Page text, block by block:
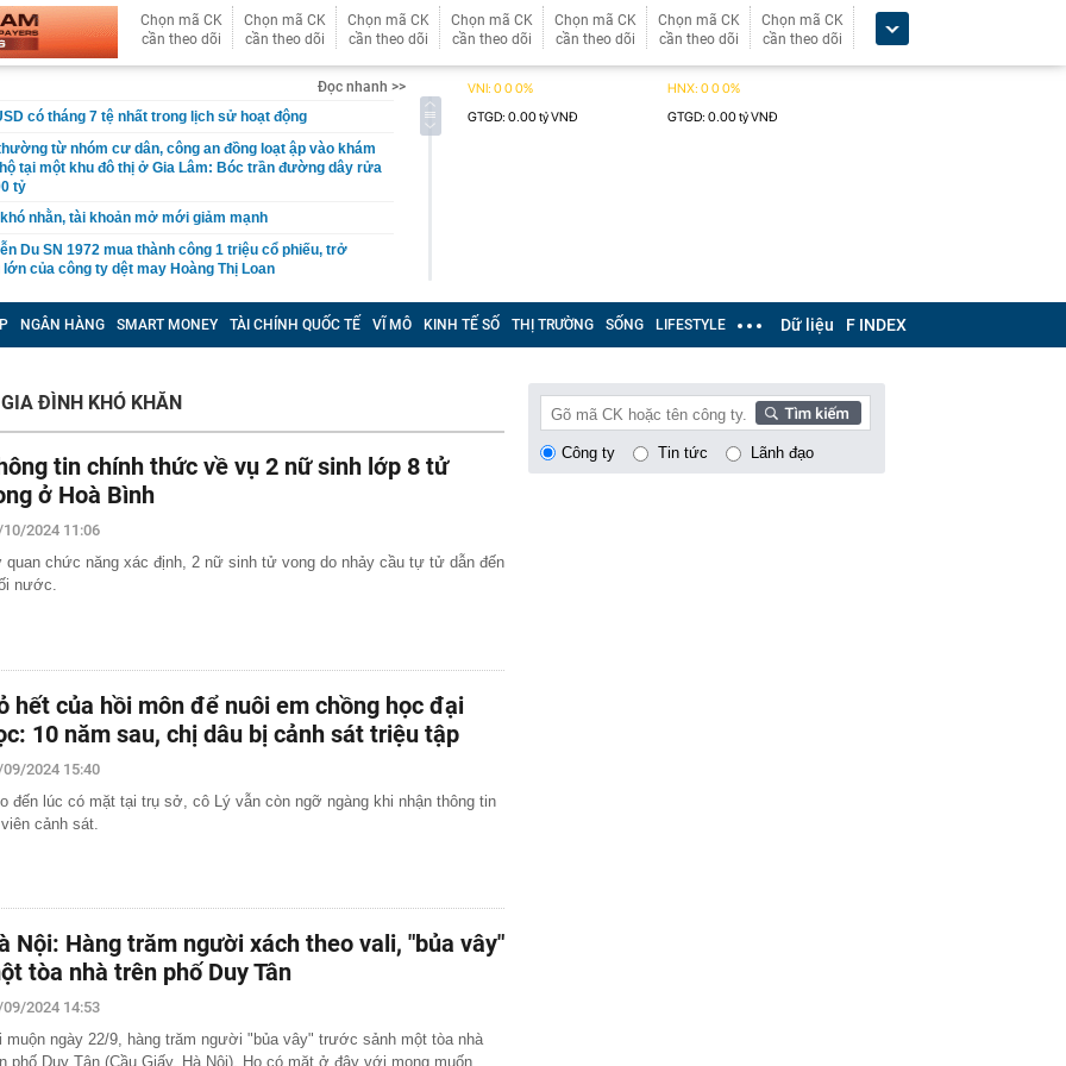
Chọn mã CK
cần theo dõi
Chọn mã CK
cần theo dõi
Chọn mã CK
cần theo dõi
Chọn mã CK
cần theo dõi
Chọn mã CK
cần theo dõi
Chọn mã CK
cần theo dõi
Chọn mã CK
cần theo dõi
Đọc nhanh >>
có tháng 7 tệ nhất trong lịch sử hoạt động
từ nhóm cư dân, công an đồng loạt ập vào khám
tại một khu đô thị ở Gia Lâm: Bóc trần đường dây rửa
tỷ
nhằn, tài khoản mở mới giảm mạnh
Du SN 1972 mua thành công 1 triệu cổ phiếu, trở
của công ty dệt may Hoàng Thị Loan
núi cao thứ 5 Việt Nam, là “ cột mốc thiêng liêng đẹp
ở độ cao trên 3.000m, điểm đến "trong mơ" của dân
được vinh danh "Hệ thống Y khoa tốt nhất Việt Nam
bị HoSE cắt margin trong tháng 8
Việt thu hơn 1 tỷ USD ở nước ngoài trong nửa đầu
tăng hơn 120%
dự phóng VN-Index có thể chạm mốc 1.885 điểm
8
lượng tiền hơn 62.000 tỷ đồng, lớn hơn cả Vinhomes,
Điện Máy Xanh, Bách Hóa Xanh, An Khang, vốn hóa
DMX
nhà cổ, phát hiện 'kho báu' gồm 1.000 đồng tiền vàng và
trong nhiều ngăn bí mật - giá trị hơn 18 tỷ đồng
biết ngôi nhà có phong thuỷ không thuận lợi
khách đến Việt Nam đông nhất 7 tháng đầu năm,
và Nga, gấp gần 6 lần Ấn Độ
cây tiết lộ: Khách thường chọn quả to, người trong
5 chi tiết này trước
tốc quỳ gối 1h an ủi khách: 7 năm sau ở khách sạn 5
nhà, bay hạng thương gia
đựng tâm huyết của NSND Tự Long
4.300 USD/ounce, chuyên gia dự báo đỉnh mới
dầu khí đem hơn 42.200 tỷ đồng gửi ngân hàng
NGÂN HÀNG SMART MONEY TÀI CHÍNH QUỐC TẾ VĨ MÔ KINH TẾ SỐ THỊ TRƯỜNG SỐNG LIFESTYLE Dữ liệu F INDEX
ĐÌNH KHÓ KHĂN
tin chính thức về vụ 2 nữ sinh lớp 8 tử
ở Hoà Bình
10/2024 11:06
quan chức năng xác định, 2 nữ sinh tử vong do nhảy cầu tự tử dẫn đến
nước.
hết của hồi môn để nuôi em chồng học đại
10 năm sau, chị dâu bị cảnh sát triệu tập
2024 15:40
đến lúc có mặt tại trụ sở, cô Lý vẫn còn ngỡ ngàng khi nhận thông tin
cảnh sát.
Nội: Hàng trăm người xách theo vali, "bủa vây"
tòa nhà trên phố Duy Tân
2024 14:53
muộn ngày 22/9, hàng trăm người "bủa vây" trước sảnh một tòa nhà
phố Duy Tân (Cầu Giấy, Hà Nội). Họ có mặt ở đây với mong muốn
Công ty Tin tức Lãnh đạo